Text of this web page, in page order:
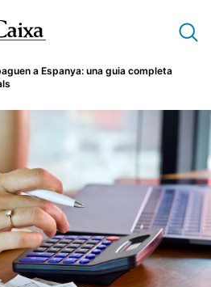
principal
a Espanya: una guia completa